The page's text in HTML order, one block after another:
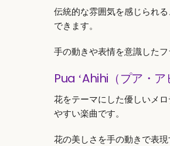
伝統的な雰囲気を感じられ
できます。
手の動きや表情を意識した
Pua ʻAhihi（プア・ア
花をテーマにした優しいメ
やすい楽曲です。
花の美しさを手の動きで表